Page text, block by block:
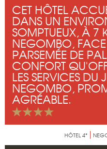
CET HÔTEL
DANS UN
SOMPTUEUX, À 7
NEGOMBO,
PARSEMÉE DE
CONFORT
LES SERVICES DU
NEGOMBO,
AGRÉABLE.
HÔTEL 4*